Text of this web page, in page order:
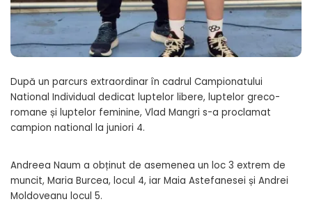
După un parcurs extraordinar în cadrul Campionatului
National Individual dedicat luptelor libere, luptelor greco-
romane și luptelor feminine, Vlad Mangri s-a proclamat
campion national la juniori 4.
Andreea Naum a obținut de asemenea un loc 3 extrem de
muncit, Maria Burcea, locul 4, iar Maia Astefanesei și Andrei
Moldoveanu locul 5.